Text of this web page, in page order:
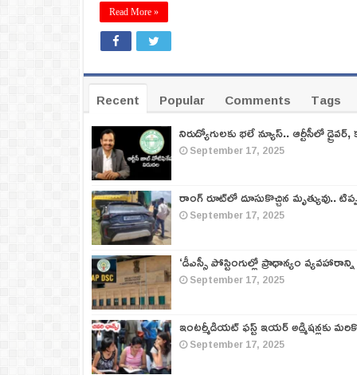
Read More »
Recent Popular Comments
Tags
నిరుద్యోగులకు భలే న్యూస్.. ఆర్టీసీలో
September 17, 2025
రాంగ్ రూట్‌లో దూసుకొచ్చిన మృత్యువు..
September 17, 2025
‘డీఎస్సీ పోస్టింగుల్లో ప్రాధాన్యం
September 17, 2025
ఇంటర్మీడియట్ ఫస్ట్‌ ఇయర్‌ అడ్మిషన్లకు
September 17, 2025